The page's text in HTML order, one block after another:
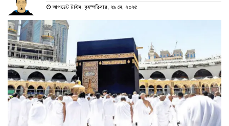
আপডেট টাইম: বৃহস্পতিবার, ২৯ মে, ২০২৫